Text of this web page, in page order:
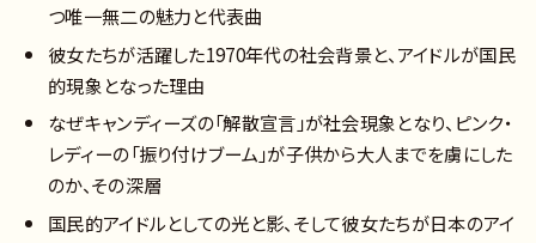
つ唯一無二の魅力と代表曲
彼女たちが活躍した1970年代の社会背景と、アイドルが国民
的現象となった理由
なぜキャンディーズの「解散宣言」が社会現象となり、ピンク・
レディーの「振り付けブーム」が子供から大人までを虜にした
のか、その深層
国民的アイドルとしての光と影、そして彼女たちが日本のアイ